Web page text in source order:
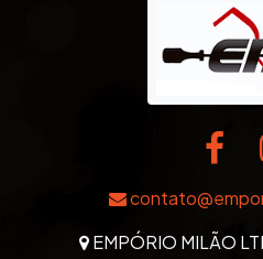
EMPÓRIO MILÃO